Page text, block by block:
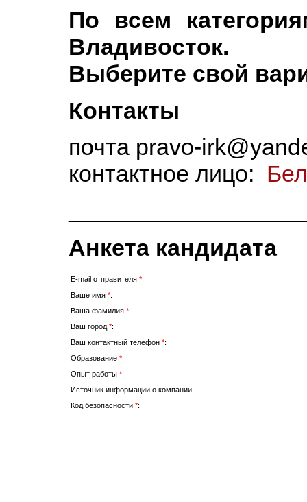
По всем
Владивосток.
Выберите свой
Контакты
почта pravo-
контактное лицо:
Анкета кандидата
E-mail отправителя *:
Ваше имя *:
Ваша фамилия *:
Ваш город *:
Ваш контактный телефон *:
Образование *:
Опыт работы *:
Источник информации о компании:
Код безопасности *: